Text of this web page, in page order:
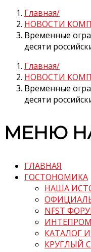
Главная
НОВОСТИ
Временные
десяти
Главная
НОВОСТИ
Временные
десяти
МЕНЮ
ГЛАВНАЯ
ГОСТОНОМИКА
НАША
NFST
КАТАЛОГ
КРУГЛЫЙ